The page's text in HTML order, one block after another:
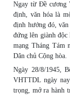
Ngay từ Đề cương
định, văn hóa là
định hướng đó,
đứng lên giành độc
mạng Tháng Tám
Dân chủ Cộng hòa.
Ngày 28/8/1945,
VHTTDL ngày
trọng, mở ra hành